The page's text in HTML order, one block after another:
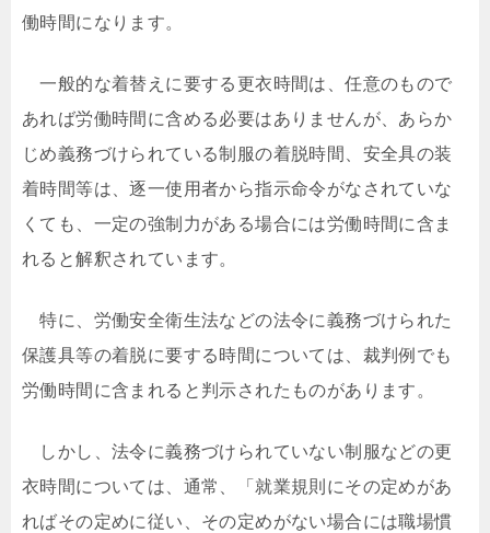
働時間になります。
一般的な着替えに要する更衣時間は、任意のもので
あれば労働時間に含める必要はありませんが、あらか
じめ義務づけられている制服の着脱時間、安全具の装
着時間等は、逐一使用者から指示命令がなされていな
くても、一定の強制力がある場合には労働時間に含ま
れると解釈されています。
特に、労働安全衛生法などの法令に義務づけられた
保護具等の着脱に要する時間については、裁判例でも
労働時間に含まれると判示されたものがあります。
しかし、法令に義務づけられていない制服などの更
衣時間については、通常、「就業規則にその定めがあ
ればその定めに従い、その定めがない場合には職場慣